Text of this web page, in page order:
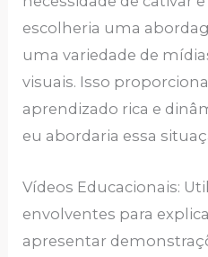
escolheria uma
uma variedade de
visuais. Isso
aprendizado rica e
eu abordaria essa
Vídeos Educacionais:
envolventes para
apresentar